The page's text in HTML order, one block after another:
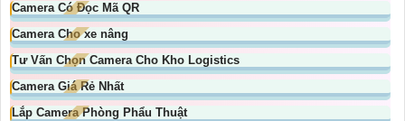
Camera Có Đọc Mã QR
Camera Cho xe nâng
Tư Vấn Chọn Camera Cho Kho Logistics
Camera Giá Rẻ Nhất
Lắp Camera Phòng Phẩu Thuật